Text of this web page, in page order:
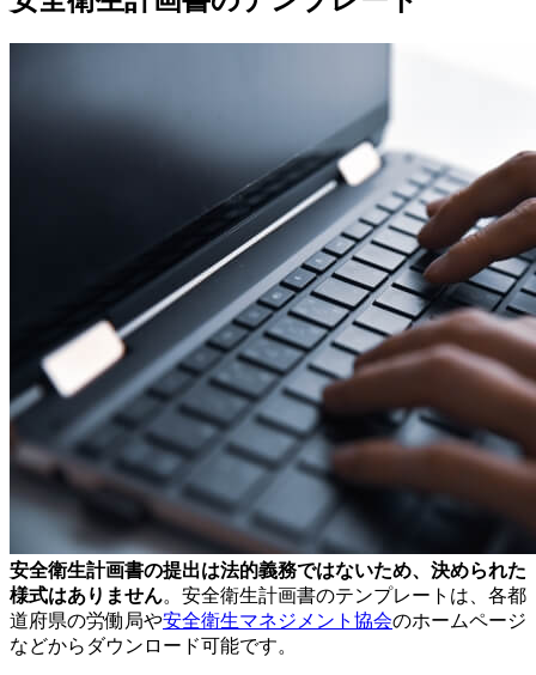
安全衛生計画書の提出は法的義務ではないため、決められた
様式はありません。安全衛生計画書のテンプレートは、各都
道府県の労働局や安全衛生マネジメント協会のホームページ
などからダウンロード可能です。